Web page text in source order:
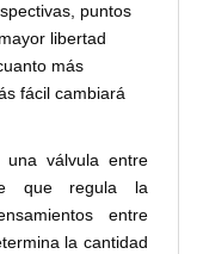
puntos
libertad
más
fácil cambiará
válvula entre
que regula la
entre
la cantidad